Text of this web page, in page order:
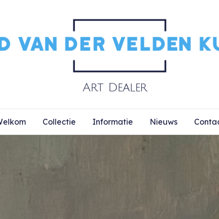
Collectie Informatie Nieuws